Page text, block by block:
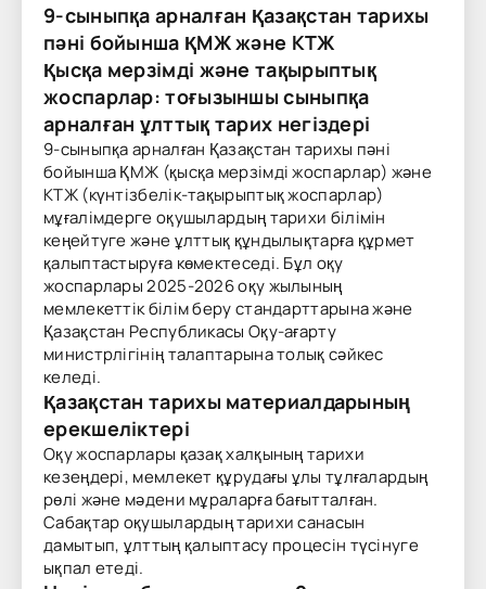
9-сыныпқа арналған Қазақстан тарихы
пәні бойынша ҚМЖ және КТЖ
Қысқа мерзімді және тақырыптық
жоспарлар: тоғызыншы сыныпқа
арналған ұлттық тарих негіздері
9-сыныпқа арналған Қазақстан тарихы пәні
бойынша ҚМЖ (қысқа мерзімді жоспарлар) және
КТЖ (күнтізбелік-тақырыптық жоспарлар)
мұғалімдерге оқушылардың тарихи білімін
кеңейтуге және ұлттық құндылықтарға құрмет
қалыптастыруға көмектеседі. Бұл оқу
жоспарлары 2025-2026 оқу жылының
мемлекеттік білім беру стандарттарына және
Қазақстан Республикасы Оқу-ағарту
министрлігінің талаптарына толық сәйкес
келеді.
Қазақстан тарихы материалдарының
ерекшеліктері
Оқу жоспарлары қазақ халқының тарихи
кезеңдері, мемлекет құрудағы ұлы тұлғалардың
рөлі және мәдени мұраларға бағытталған.
Сабақтар оқушылардың тарихи санасын
дамытып, ұлттың қалыптасу процесін түсінуге
ықпал етеді.